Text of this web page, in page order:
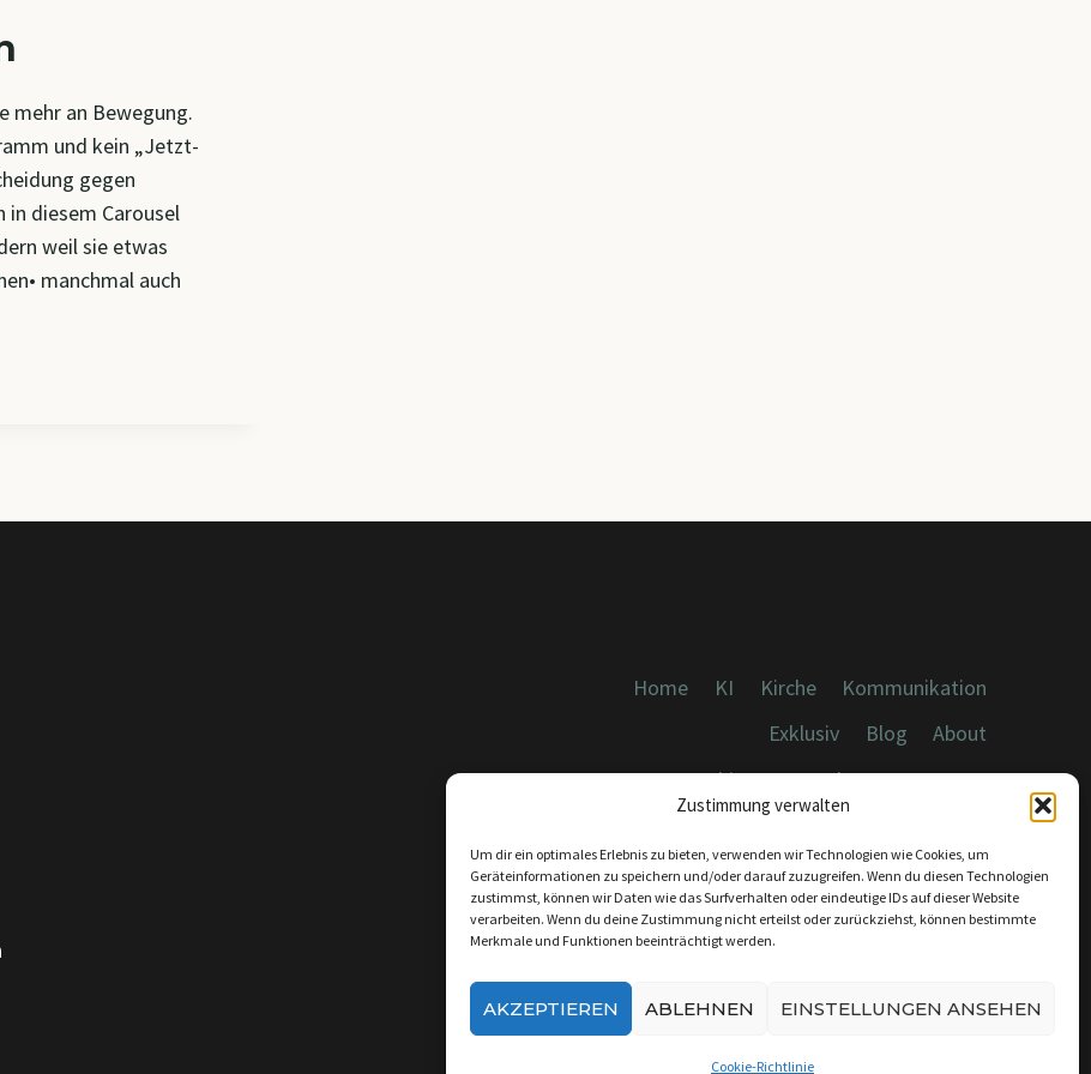
Zustimmung verwalten
Um dir ein optimales Erlebnis zu bieten, verwenden wir Technologien wie Cookies, um
Geräteinformationen zu speichern und/oder darauf zuzugreifen. Wenn du diesen Technologien
zustimmst, können wir Daten wie das Surfverhalten oder eindeutige IDs auf dieser Website
verarbeiten. Wenn du deine Zustimmung nicht erteilst oder zurückziehst, können bestimmte
Merkmale und Funktionen beeinträchtigt werden.
AKZEPTIEREN ABLEHNEN EINSTELLUNGEN ANSEHEN
Cookie-Richtlinie
mehr an Bewegung.
und kein „Jetzt-
gegen
diesem Carousel
weil sie etwas
manchmal auch
Home KI Kirche
Kommunikation
Exklusiv
Blog
About
Cookies, Datenschutz, Impressum
KONTAKT: